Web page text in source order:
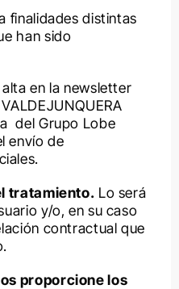
finalidades distintas
han sido
en la newsletter
del Grupo Lobe
envío de
tratamiento. Lo será
y/o, en su caso
contractual que
proporcione los